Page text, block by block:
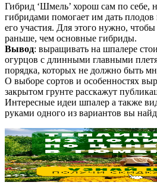
Гибрид ‘Шмель’ хорош сам по себе,
гибридами помогает им дать
его участия. Для этого нужно,
раньше, чем основные гибриды.
Вывод: выращивать на шпалере
огурцов с длинными главными
порядка, которых не должно быть
О выборе сортов и особенностях
закрытом грунте расскажут
Интересные идеи шпалер а также
руками одного из вариантов вы